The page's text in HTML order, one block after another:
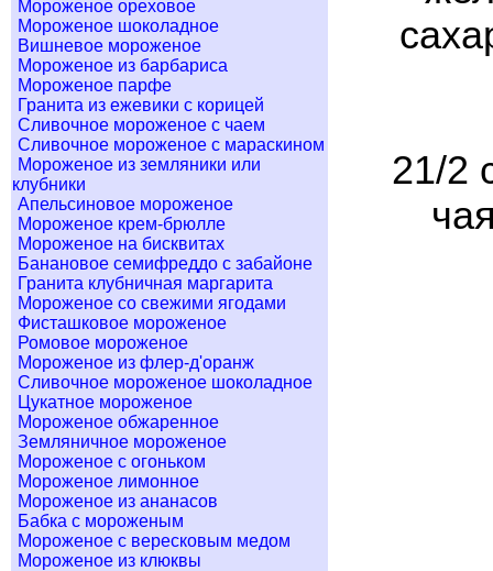
Мороженое ореховое
Мороженое шоколадное
Вишневое мороженое
Мороженое из барбариса
Мороженое парфе
Гранита из ежевики с корицей
Сливочное мороженое с чаем
Сливочное мороженое с мараскином
Мороженое из земляники или
клубники
Апельсиновое мороженое
Мороженое крем-брюлле
Мороженое на бисквитах
Банановое семифреддо с забайоне
Гранита клубничная маргарита
Мороженое со свежими ягодами
Фисташковое мороженое
Ромовое мороженое
Мороженое из флер-д'оранж
Сливочное мороженое шоколадное
Цукатное мороженое
Мороженое обжаренное
Земляничное мороженое
Мороженое с огоньком
Мороженое лимонное
Мороженое из ананасов
Бабка с мороженым
Мороженое с вересковым медом
Мороженое из клюквы
21/2